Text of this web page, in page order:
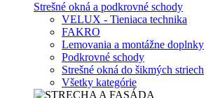
Strešné okná a podkrovné schody
VELUX - Tieniaca technika
FAKRO
Lemovania a montážne doplnky
Podkrovné schody
Strešné okná do šikmých striech
Všetky kategórie